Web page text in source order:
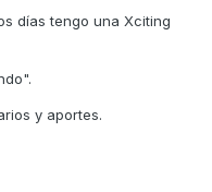
días tengo una Xciting
y aportes.